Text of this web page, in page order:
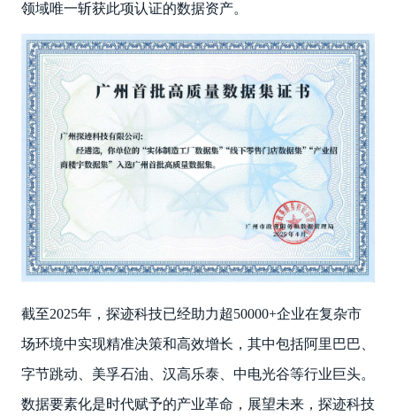
领域唯一斩获此项认证的数据资产。
截至2025年，探迹科技已经助力超50000+企业在复杂市
场环境中实现精准决策和高效增长，其中包括阿里巴巴、
字节跳动、美孚石油、汉高乐泰、中电光谷等行业巨头。
数据要素化是时代赋予的产业革命，展望未来，探迹科技